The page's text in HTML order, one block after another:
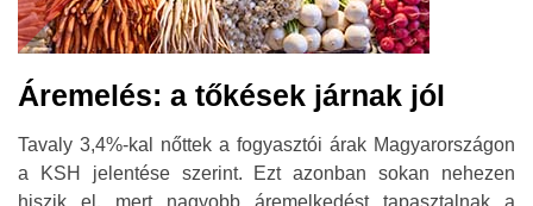
Áremelés: a tőkések járnak jól
Tavaly 3,4%-kal nőttek a fogyasztói árak Magyarországon
a KSH jelentése szerint. Ezt azonban sokan nehezen
hiszik el, mert nagyobb áremelkedést tapasztalnak a